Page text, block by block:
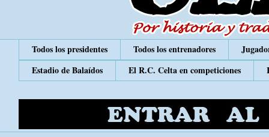
Todos los presidentes Todos los entrenadores
Estadio de Balaídos
El R.C. Celta en competiciones